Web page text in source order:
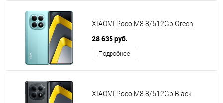
XIAOMI Poco M8 8/512Gb Green
28 635 руб.
Подробнее
XIAOMI Poco M8 8/512Gb Black